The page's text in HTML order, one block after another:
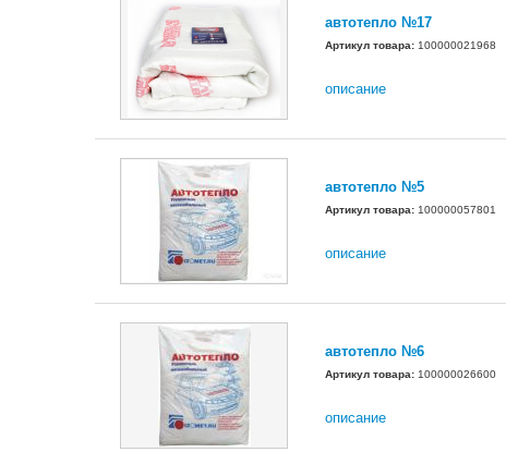
автотепло №17
Артикул товара: 100000021968
описание
автотепло №5
Артикул товара: 100000057801
описание
автотепло №6
Артикул товара: 100000026600
описание